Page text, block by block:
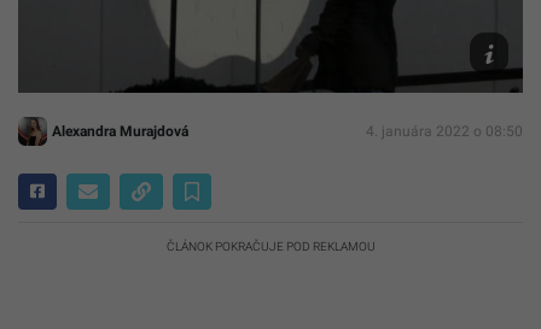
Guan,
File
Alexandra Murajdová 4. januára 2022 o 08:50
ČLÁNOK POKRAČUJE POD REKLAMOU